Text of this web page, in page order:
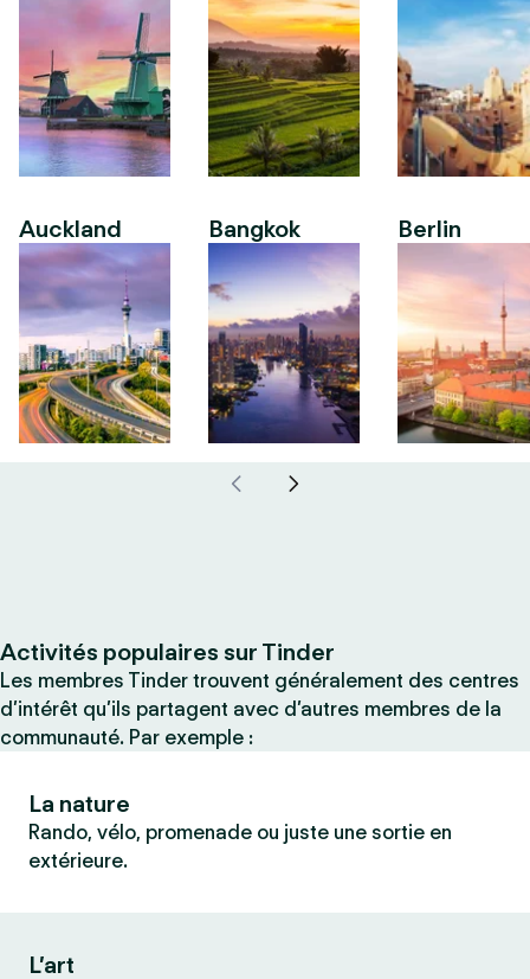
Auckland Bangkok Berlin
Activités populaires sur Tinder
Les membres Tinder trouvent généralement des centres
d’intérêt qu’ils partagent avec d’autres membres de la
communauté. Par exemple :
La nature
Rando, vélo, promenade ou juste une sortie en
extérieure.
L’art